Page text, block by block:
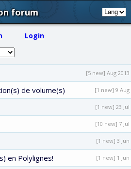
forum
Login
[5 new] Aug 2013
de volume(s) [1 new] 9 Aug
[1 new] 23 Jul
[10 new] 7 Jul
[1 new] 3 Jun
en Polylignes! [1 new] 1 Jun